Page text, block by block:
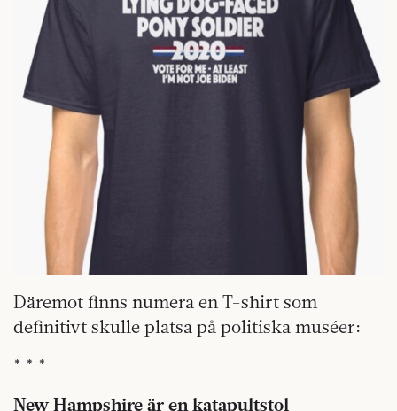
Däremot finns numera en T-shirt som
definitivt skulle platsa på politiska muséer:
* * *
New Hampshire är en katapultstol